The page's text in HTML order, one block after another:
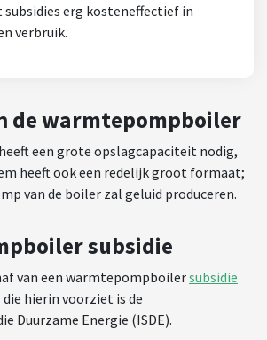
subsidies erg kosteneffectief in
verbruik.
de warmtepompboiler
een grote opslagcapaciteit nodig,
heeft ook een redelijk groot formaat;
van de boiler zal geluid produceren.
subsidie
van een warmtepompboilersubsidie
hierin voorziet is de
Duurzame Energie (ISDE).